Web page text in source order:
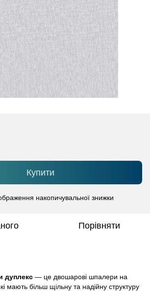
Купити
накопичувальної знижки
Порівняти
дуплекс — це двошарові шпалери на
мають більш щільну та надійну структуру